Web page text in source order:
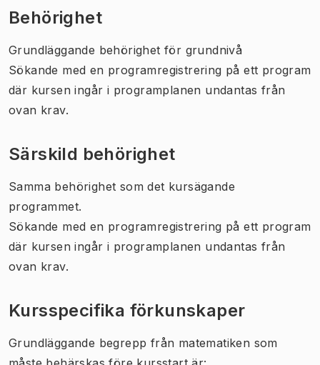
Behörighet
Grundläggande behörighet för grundnivå
Sökande med en programregistrering på ett program
där kursen ingår i programplanen undantas från
ovan krav.
Särskild behörighet
Samma behörighet som det kursägande
programmet.
Sökande med en programregistrering på ett program
där kursen ingår i programplanen undantas från
ovan krav.
Kursspecifika förkunskaper
Grundläggande begrepp från matematiken som